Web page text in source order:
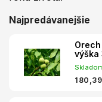
Najpredávanejšie
výška